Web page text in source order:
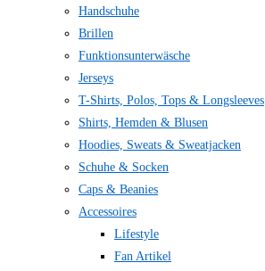
Handschuhe
Brillen
Funktionsunterwäsche
Jerseys
T-Shirts, Polos, Tops & Longsleeves
Shirts, Hemden & Blusen
Hoodies, Sweats & Sweatjacken
Schuhe & Socken
Caps & Beanies
Accessoires
Lifestyle
Fan Artikel